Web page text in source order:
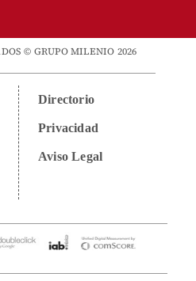
© GRUPO MILENIO 2026
Directorio
Privacidad
Aviso Legal